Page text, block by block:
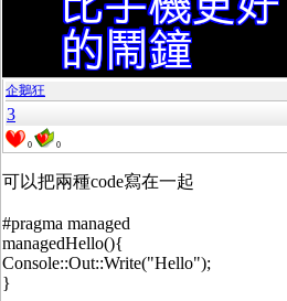
企鵝狂
3
0 0
可以把兩種code寫在一起
#pragma managed
managedHello(){
Console::Out::Write("Hello");
}